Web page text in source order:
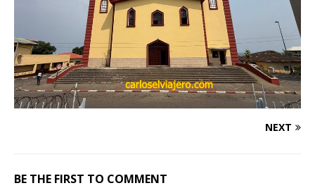
NEXT
BE THE FIRST TO COMMENT